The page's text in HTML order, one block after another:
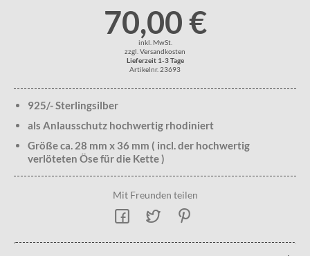
70,00 €
inkl. MwSt.
zzgl. Versandkosten
Lieferzeit 1-3 Tage
Artikelnr. 23693
925/- Sterlingsilber
als Anlausschutz hochwertig rhodiniert
Größe ca. 28 mm x 36 mm ( incl. der hochwertig
verlöteten Öse für die Kette )
Mit Freunden teilen